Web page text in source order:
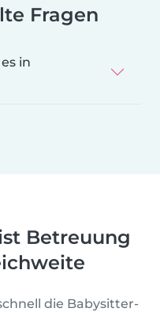
Fragen
in
Betreuung
die Babysitter-